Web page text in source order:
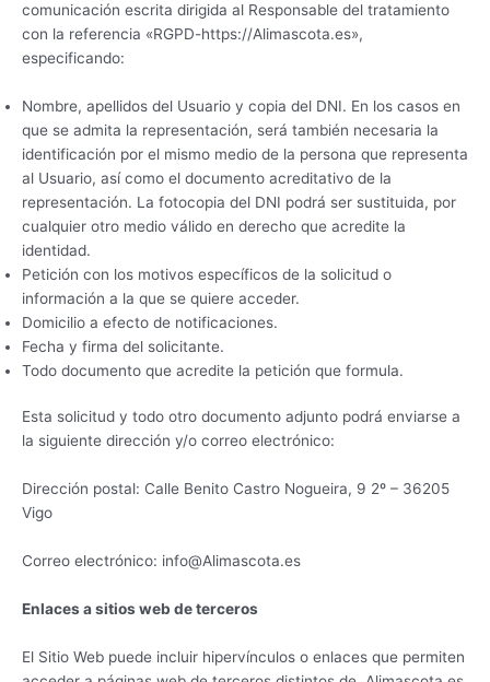
comunicación escrita dirigida al Responsable del tratamiento
con la referencia «RGPD-https://Alimascota.es»,
especificando:
Nombre, apellidos del Usuario y copia del DNI. En los casos en
que se admita la representación, será también necesaria la
identificación por el mismo medio de la persona que representa
al Usuario, así como el documento acreditativo de la
representación. La fotocopia del DNI podrá ser sustituida, por
cualquier otro medio válido en derecho que acredite la
identidad.
Petición con los motivos específicos de la solicitud o
información a la que se quiere acceder.
Domicilio a efecto de notificaciones.
Fecha y firma del solicitante.
Todo documento que acredite la petición que formula.
Esta solicitud y todo otro documento adjunto podrá enviarse a
la siguiente dirección y/o correo electrónico:
Dirección postal: Calle Benito Castro Nogueira, 9 2º – 36205
Vigo
Correo electrónico: info@Alimascota.es
Enlaces a sitios web de terceros
El Sitio Web puede incluir hipervínculos o enlaces que permiten